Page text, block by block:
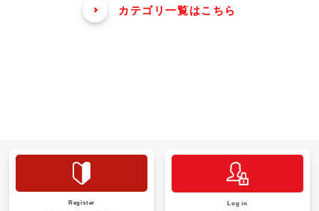
カテゴリ一覧はこちら
Register Log in